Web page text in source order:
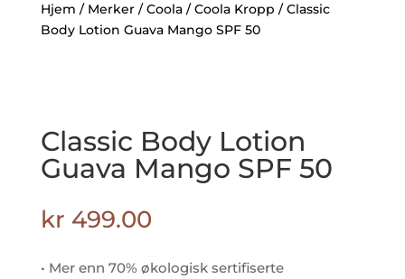
Hjem / Merker/Coola/Coola Kropp / Classic
Body Lotion Guava Mango SPF 50
Classic Body Lotion
Guava Mango SPF 50
kr 499.00
• Mer enn 70% økologisk sertifiserte